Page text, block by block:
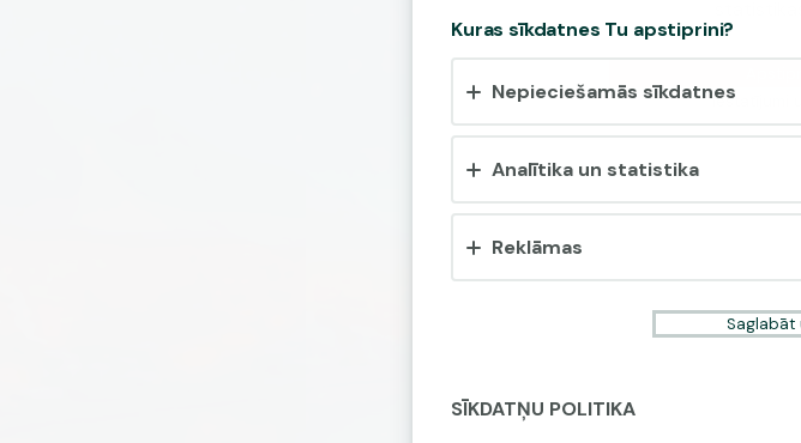
Iestatījumi
Kuras sīkdatnes Tu apstiprini?
Nepieciešamās sīkdatnes
Analītika un statistika
Reklāmas
SĪKDATŅU POLITIKA